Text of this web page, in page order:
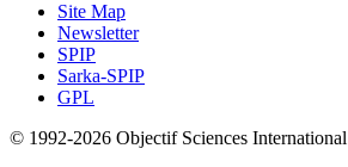
Site Map
Newsletter
SPIP
Sarka-SPIP
GPL
© 1992-2026 Objectif Sciences International